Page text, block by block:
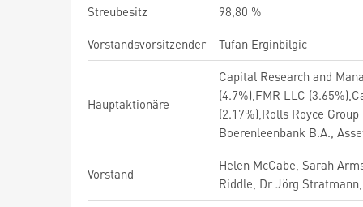
Streubesitz
98,80 %
Vorstandsvorsitzender
Tufan Erginbilgic
Hauptaktionäre
Capital Research and
(4.7%),FMR LLC
(2.17%),Rolls Royce
Boerenleenbank B.A.,
Vorstand
Helen McCabe, Sarah
Riddle, Dr Jörg